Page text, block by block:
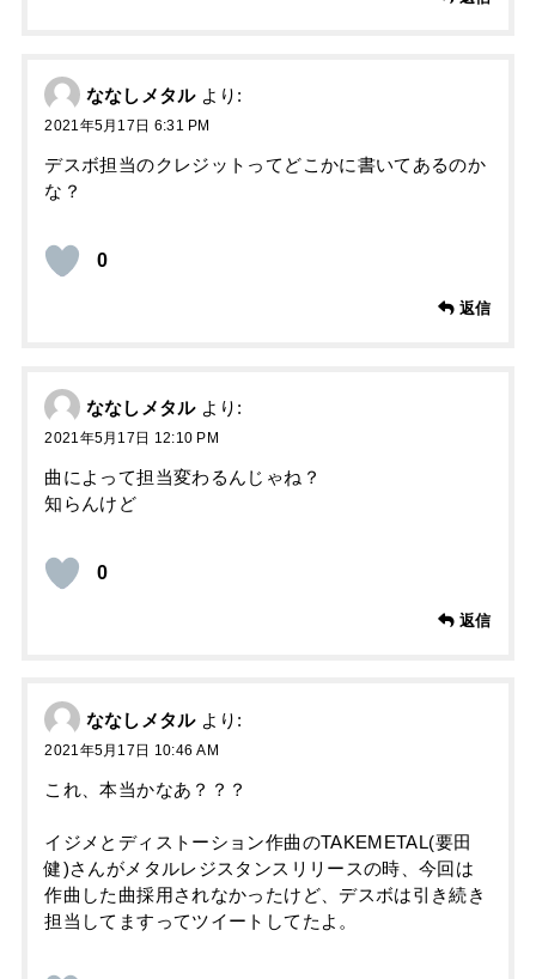
ななしメタル より:
2021年5月17日 6:31 PM
デスボ担当のクレジットってどこかに書いてあるのか
な？
0
返信
ななしメタル より:
2021年5月17日 12:10 PM
曲によって担当変わるんじゃね？
知らんけど
0
返信
ななしメタル より:
2021年5月17日 10:46 AM
これ、本当かなあ？？？
イジメとディストーション作曲のTAKEMETAL(要田
健)さんがメタルレジスタンスリリースの時、今回は
作曲した曲採用されなかったけど、デスボは引き続き
担当してますってツイートしてたよ。